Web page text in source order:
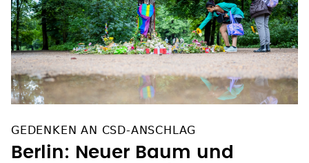
GEDENKEN AN CSD-ANSCHLAG
Berlin: Neuer Baum und